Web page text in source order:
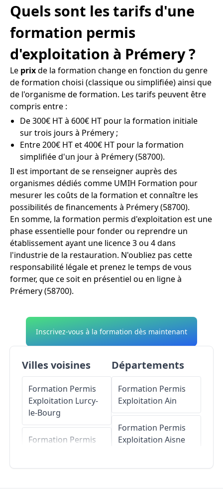
Quels sont les tarifs d'une
formation permis
d'exploitation à Prémery ?
Le prixde la formation change en fonction du genre
de formation choisi (classique ou simplifiée) ainsi que
de l'organisme de formation. Les tarifs peuvent être
compris entre :
De 300€ HT à 600€ HT pour la formation initiale
sur trois jours à Prémery ;
Entre 200€ HT et 400€ HT pour la formation
simplifiée d'un jour à Prémery (58700).
Il est important de se renseigner auprès des
organismes dédiés comme UMIH Formation pour
mesurer les coûts de la formation et connaître les
possibilités de financements à Prémery (58700).
En somme, la formation permis d'exploitation est une
phase essentielle pour fonder ou reprendre un
établissement ayant une licence 3 ou 4 dans
l'industrie de la restauration. N'oubliez pas cette
responsabilité légale et prenez le temps de vous
former, que ce soit en présentiel ou en ligne à
Prémery (58700).
Inscrivez-vous à la formation dès maintenant
Villes voisines
Formation Permis
Exploitation Lurcy-
le-Bourg
Formation Permis
Départements
Formation Permis
Exploitation Ain
Formation Permis
Exploitation Aisne
Formation Permis